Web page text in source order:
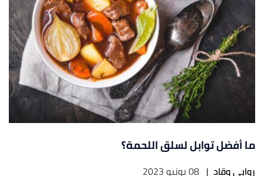
ما أفضل توابل لسلق اللحمة؟
روابي وقاد | 08 يونيو 2023